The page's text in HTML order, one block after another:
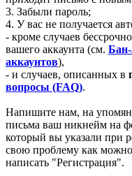
3. Забыли пароль;
4. У вас не получается
- кроме случаев
вашего аккаунта (см. Бан-
аккаунтов),
- и случаев, описанных в
вопросы (FAQ).
Напишите нам, на
письма ваш никнейм на
который вы указали при
свою проблему как
написать "Регистрация".